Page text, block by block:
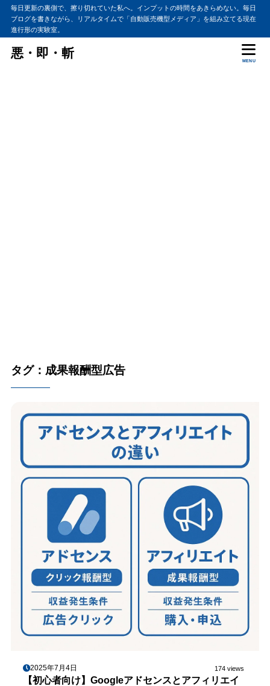
毎日更新の裏側で、擦り切れていた私へ。インプットの時間をあきらめない。毎日
ブログを書きながら、リアルタイムで「自動販売機型メディア」を組み立てる現在
進行形の実験室。
悪・即・斬
MENU
タグ：成果報酬型広告
2025年7月4日 174 views
【初心者向け】Googleアドセンスとアフィリエイ